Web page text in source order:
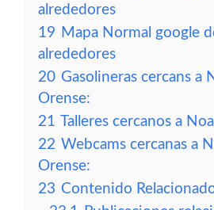
alrededores
19 Mapa Normal google
alrededores
20 Gasolineras cercans a
Orense:
21 Talleres cercanos a
22 Webcams cercanas a
Orense:
23 Contenido